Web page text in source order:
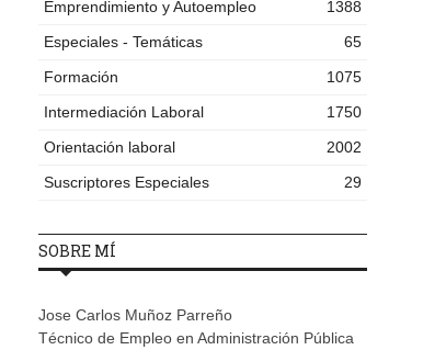
Emprendimiento y Autoempleo
1388
Especiales - Temáticas
65
Formación
1075
Intermediación Laboral
1750
Orientación laboral
2002
Suscriptores Especiales
29
SOBRE MÍ
Jose Carlos Muñoz Parreño
Técnico de Empleo en Administración Pública